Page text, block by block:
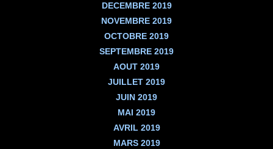
DECEMBRE2019
NOVEMBRE 2019
OCTOBRE 2019
SEPTEMBRE 2019
AOUT 2019
JUILLET 2019
JUIN 2019
MAI 2019
AVRIL2019
MARS2019